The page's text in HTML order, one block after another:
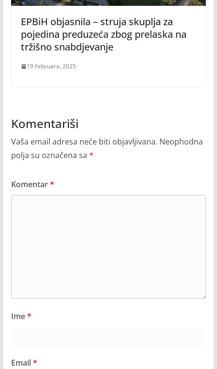
EPBiH objasnila – struja skuplja za
pojedina preduzeća zbog prelaska na
tržišno snabdjevanje
19 Februara, 2025
Komentariši
Vaša email adresa neće biti objavljivana. Neophodna
polja su označena sa *
Komentar*
Ime*
Email*